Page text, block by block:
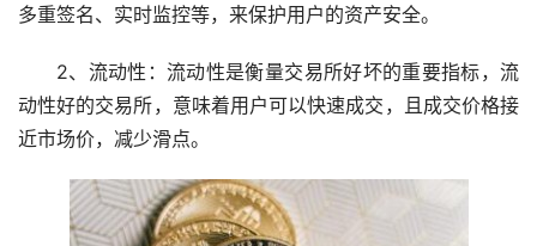
多重签名、实时监控等，来保护用户的资产安全。
2、流动性：流动性是衡量交易所好坏的重要指标，流
动性好的交易所，意味着用户可以快速成交，且成交价格接
近市场价，减少滑点。